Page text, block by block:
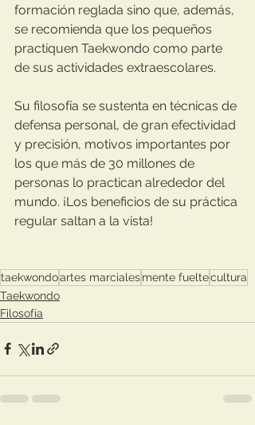
formación reglada sino que, además,
se recomienda que los pequeños
practiquen Taekwondo como parte
de sus actividades extraescolares.
Su filosofía se sustenta en técnicas de
defensa personal, de gran efectividad
y precisión, motivos importantes por
los que más de 30 millones de
personas lo practican alrededor del
mundo. ¡Los beneficios de su práctica
regular saltan a la vista!
taekwondoartes marcialesmente fueltecultura
Taekwondo
Filosofía